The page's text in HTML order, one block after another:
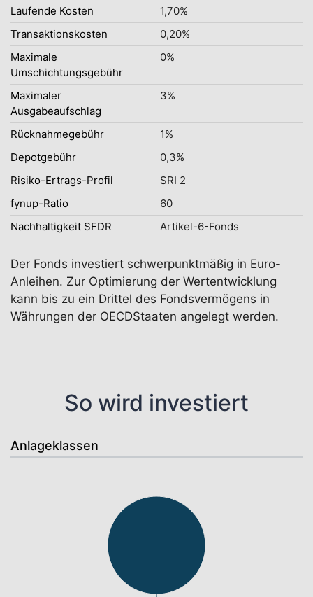
Laufende Kosten
1,70%
Transaktionskosten
0,20%
Maximale
Umschichtungsgebühr
0%
Maximaler
Ausgabeaufschlag
3%
Rücknahmegebühr
1%
Depotgebühr
0,3%
Risiko-Ertrags-Profil
SRI 2
fynup-Ratio
60
Nachhaltigkeit SFDR
Artikel-6-Fonds
Der Fonds investiert schwerpunktmäßig in Euro-
Anleihen. Zur Optimierung der Wertentwicklung
kann bis zu ein Drittel des Fondsvermögens in
Währungen der OECDStaaten angelegt werden.
So wird investiert
Anlageklassen